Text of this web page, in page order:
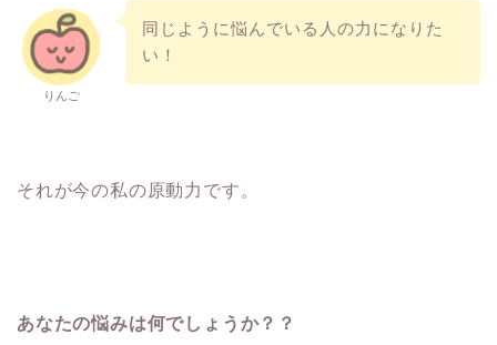
りんご
同じように悩んでいる人の力になりた
い！
それが今の私の原動力です。
あなたの悩みは何でしょうか？？